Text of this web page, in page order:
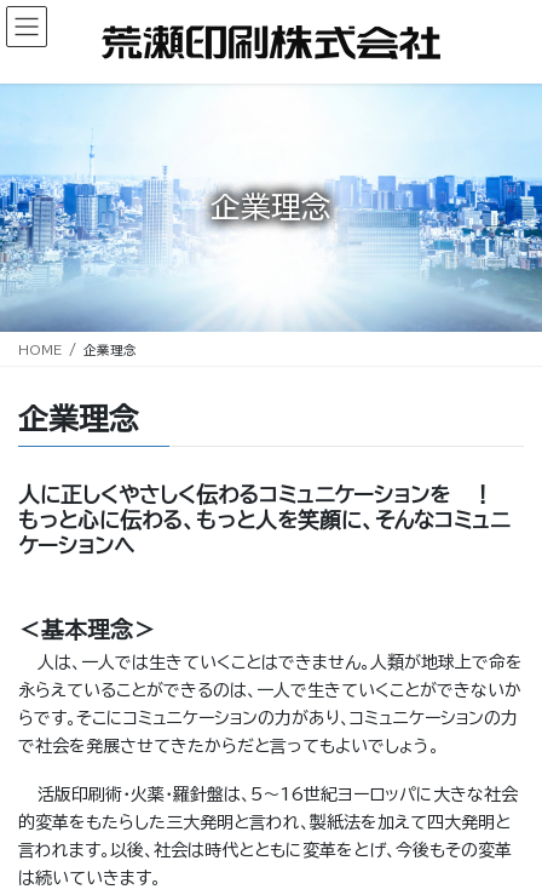
コ
ン
キ
ッ
プ
ナ
ビ
ー
に
移
動
企業理念
HOME 企業理念
企業理念
人に正しくやさしく伝わるコミュニケーションを ！
もっと心に伝わる、もっと人を笑顔に、そんなコミュニ
ケーションへ
＜基本理念＞
人は、一人では生きていくことはできません。人類が地球上で命を
永らえていることができるのは、一人で生きていくことができないか
らです。そこにコミュニケーションの力があり、コミュニケーションの力
で社会を発展させてきたからだと言ってもよいでしょう。
活版印刷術・火薬・羅針盤は、5～16世紀ヨーロッパに大きな社会
的変革をもたらした三大発明と言われ、製紙法を加えて四大発明と
言われます。以後、社会は時代とともに変革をとげ、今後もその変革
は続いていきます。